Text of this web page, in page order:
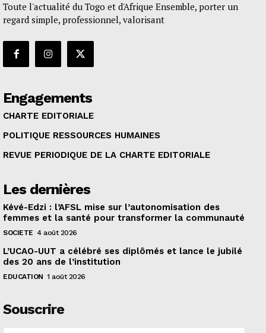
Toute l'actualité du Togo et d'Afrique Ensemble, porter un
regard simple, professionnel, valorisant
Engagements
CHARTE EDITORIALE
POLITIQUE RESSOURCES HUMAINES
REVUE PERIODIQUE DE LA CHARTE EDITORIALE
Les dernières
Kévé-Edzi : l’AFSL mise sur l’autonomisation des
femmes et la santé pour transformer la communauté
SOCIETE 4 août 2026
L’UCAO-UUT a célébré ses diplômés et lance le jubilé
des 20 ans de l’institution
EDUCATION 1 août 2026
Souscrire